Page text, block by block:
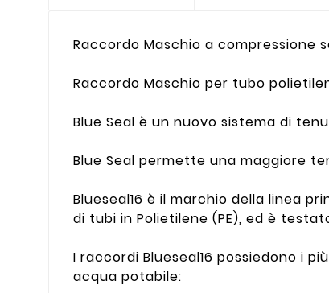
Raccordo Maschio a compressione
Raccordo Maschio per tubo
Blue Seal è un nuovo sistema di
Blue Seal permette una maggiore
Blueseal16 è il marchio della linea
di tubi in Polietilene (PE), ed è
I raccordi Blueseal16 possiedono i
acqua potabile: